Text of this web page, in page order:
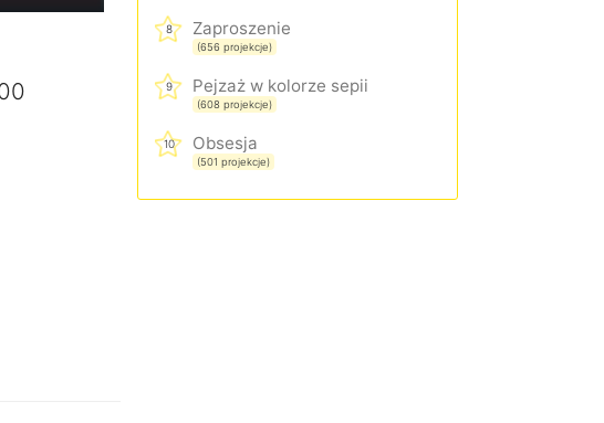
8 Zaproszenie
(656 projekcje)
9 Pejzaż w kolorze sepii
(608 projekcje)
10 Obsesja
(501 projekcje)